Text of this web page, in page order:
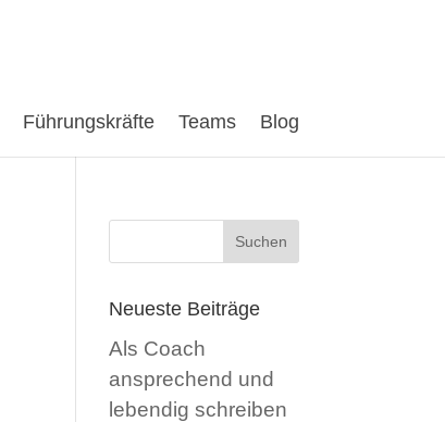
Führungskräfte Teams Blog
Neueste Beiträge
Als Coach
ansprechend und
lebendig schreiben